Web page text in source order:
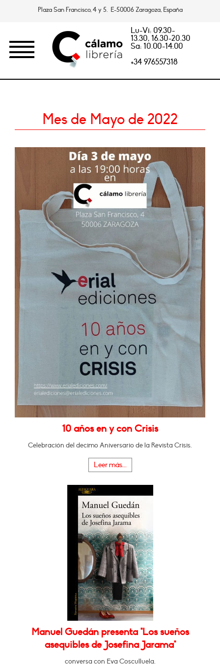
Plaza San Francisco, 4 y 5. E-50006 Zaragoza, España
Lu-Vi: 09.30-
13.30, 16.30-20.30
Sa: 10.00-14.00
+34 976557318
Mes de Mayo de 2022
10 años en y con Crisis
Celebración del decimo Aniversario de la Revista Crisis.
Leer más...
Manuel Guedán presenta "Los sueños
asequibles de Josefina Jarama"
conversa con Eva Cosculluela.